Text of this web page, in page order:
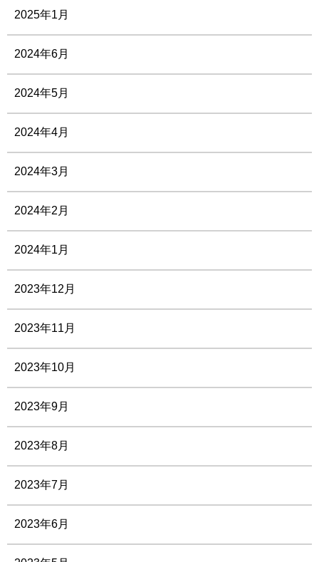
2025年1月
2024年6月
2024年5月
2024年4月
2024年3月
2024年2月
2024年1月
2023年12月
2023年11月
2023年10月
2023年9月
2023年8月
2023年7月
2023年6月